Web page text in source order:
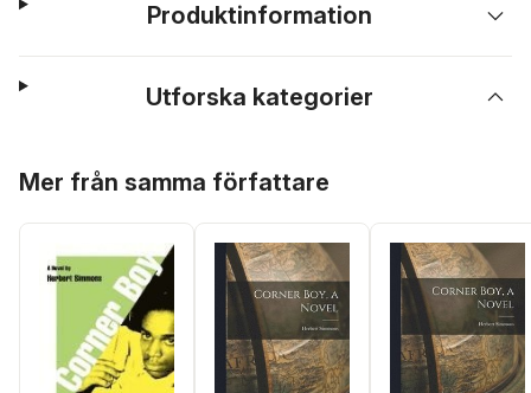
Produktinformation
Utforska kategorier
Mer från samma författare